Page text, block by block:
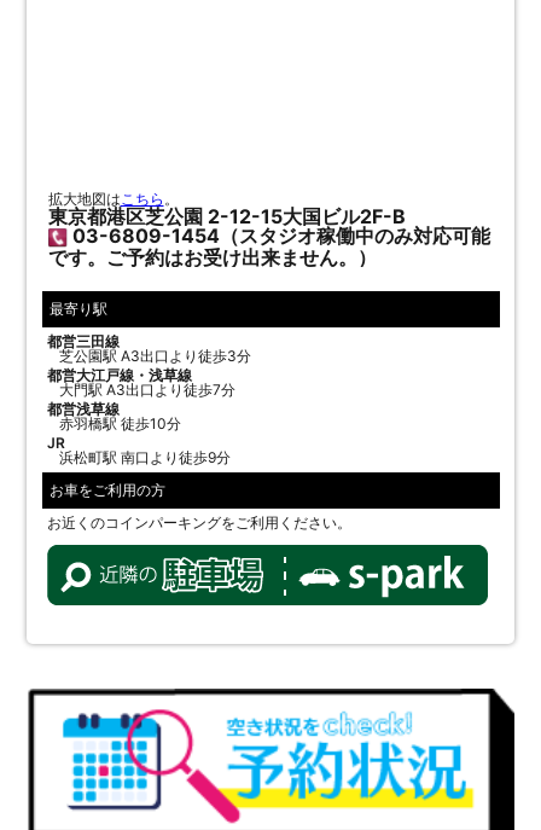
拡大地図は こちら 。
東京都港区芝公園 2-12-15大国ビル2F-B
03-6809-1454（スタジオ稼働中のみ対応可能
です。ご予約はお受け出来ません。）
最寄り駅
都営三田線
芝公園駅 A3出口より徒歩3分
都営大江戸線・浅草線
大門駅 A3出口より徒歩7分
都営浅草線
赤羽橋駅 徒歩10分
JR
浜松町駅 南口より徒歩9分
お車をご利用の方
お近くのコインパーキングをご利用ください。